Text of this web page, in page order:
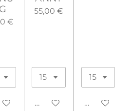
€
benachrichtigen
55,00 €
In den Warenkorb
In den